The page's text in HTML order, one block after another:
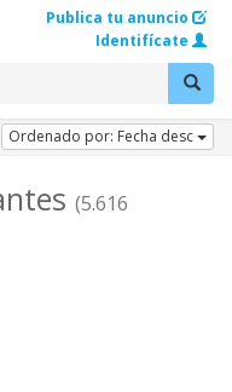
Publica tu anuncio
Identifícate
Ordenado por: Fecha desc
(5.616